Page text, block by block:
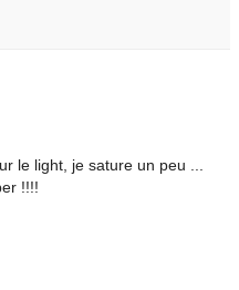
le light, je sature un peu ...
!!!!